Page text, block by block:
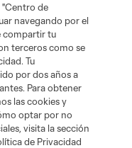
"Centro de
navegando por el
compartir tu
terceros como se
Tu
por dos años a
Para obtener
las cookies y
optar por no
visita la sección
de Privacidad